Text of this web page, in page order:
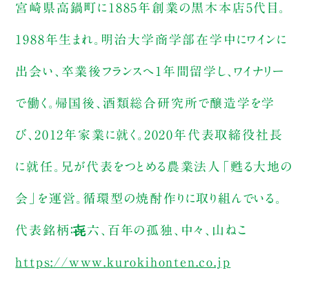
宮崎県高鍋町に1885年創業の黒木本店5代目。
1988年生まれ。明治大学商学部在学中にワインに
出会い、卒業後フランスへ1年間留学し、ワイナリー
で働く。帰国後、酒類総合研究所で醸造学を学
び、2012年家業に就く。2020年代表取締役社長
に就任。兄が代表をつとめる農業法人「甦る大地の
会」を運営。循環型の焼酎作りに取り組んでいる。
代表銘柄：㐂六、百年の孤独、中々、山ねこ
https://www.kurokihonten.co.jp